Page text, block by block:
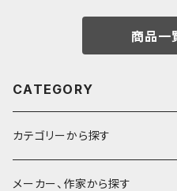
商品一
CATEGORY
カテゴリーから探す
鉛筆
メーカー、作家から探す